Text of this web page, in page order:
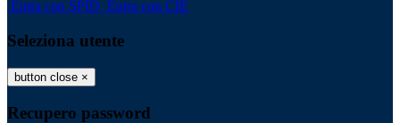
Entra con SPID Entra con CIE
Seleziona utente
button close ×
Recupero password